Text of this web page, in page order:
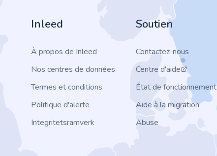
Inleed
À propos de Inleed
Nos centres de données
Termes et conditions
Politique d'alerte
Integritetsramverk
Soutien
Contactez-nous
Centre d'aide
État de fonctionnement
Aide à la migration
Abuse